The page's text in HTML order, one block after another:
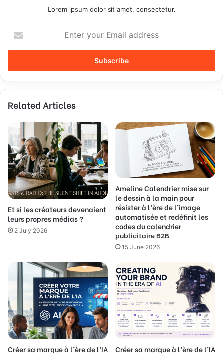
Lorem ipsum dolor sit amet, consectetur.
t
r
y
u
a
i
l
a
d
d
r
e
s
Related Articles
Et si les créateurs devenaient
leurs propres médias ?
2 July 2026
Ameline Calendrier mise sur
le dessin à la main pour
résister à l’ère de l’image
automatisée et redéfinit les
codes du calendrier
publicitaire B2B
15 June 2026
Créer sa marque à l’ère de l’IA
Créer sa marque à l’ère de l’IA